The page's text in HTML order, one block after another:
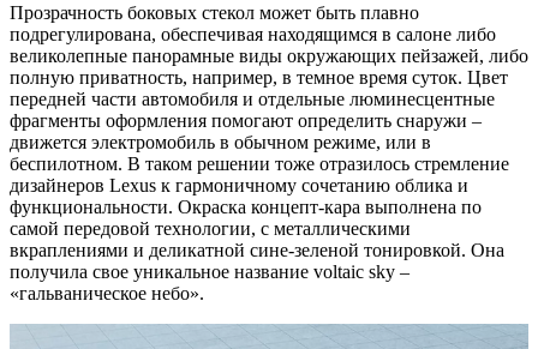
Прозрачность боковых стекол может быть плавно
подрегулирована, обеспечивая находящимся в салоне либо
великолепные панорамные виды окружающих пейзажей, либо
полную приватность, например, в темное время суток. Цвет
передней части автомобиля и отдельные люминесцентные
фрагменты оформления помогают определить снаружи –
движется электромобиль в обычном режиме, или в
беспилотном. В таком решении тоже отразилось стремление
дизайнеров Lexus к гармоничному сочетанию облика и
функциональности. Окраска концепт-кара выполнена по
самой передовой технологии, с металлическими
вкраплениями и деликатной сине-зеленой тонировкой. Она
получила свое уникальное название voltaic sky –
«гальваническое небо».